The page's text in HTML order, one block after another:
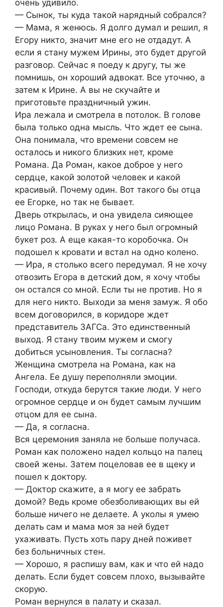
очень удивило.
— Сынок, ты куда такой нарядный собрался?
— Мама, я женюсь. Я долго думал и решил, я
Егору никто, значит мне его не отдадут. А
если я стану мужем Ирины, это будет другой
разговор. Сейчас я поеду к другу, ты же
помнишь, он хороший адвокат. Все уточню, а
затем к Ирине. А вы не скучайте и
приготовьте праздничный ужин.
Ира лежала и смотрела в потолок. В голове
была только одна мысль. Что ждет ее сына.
Она понимала, что времени совсем не
осталось и никого близких нет, кроме
Романа. Да Роман, какое доброе у него
сердце, какой золотой человек и какой
красивый. Почему один. Вот такого бы отца
ее Егорке, но так не бывает.
Дверь открылась, и она увидела сияющее
лицо Романа. В руках у него был огромный
букет роз. А еще какая-то коробочка. Он
подошел к кровати и встал на одно колено.
— Ира, я столько всего передумал. Я не хочу
отвозить Егора в детский дом, я хочу чтобы
он остался со мной. Если ты не против. Но я
для него никто. Выходи за меня замуж. Я обо
всем договорился, в коридоре ждет
представитель ЗАГСа. Это единственный
выход. Я стану твоим мужем и смогу
добиться усыновления. Ты согласна?
Женщина смотрела на Романа, как на
Ангела. Ее душу переполняли эмоции.
Господи, откуда берутся такие люди. У него
огромное сердце и он будет самым лучшим
отцом для ее сына.
— Да, я согласна.
Вся церемония заняла не больше получаса.
Роман как положено надел кольцо на палец
своей жены. Затем поцеловав ее в щеку и
пошел к доктору.
— Доктор скажите, а я могу ее забрать
домой? Ведь кроме обезболивающих вы ей
больше ничего не делаете. А уколы я умею
делать сам и мама моя за ней будет
ухаживать. Пусть хоть пару дней поживет
без больничных стен.
— Хорошо, я распишу вам, как и что ей надо
делать. Если будет совсем плохо, вызывайте
скорую.
Роман вернулся в палату и сказал.